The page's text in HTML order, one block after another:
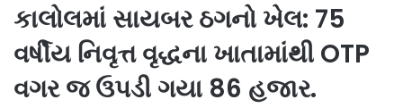
કાલોલમાં સાયબર ઠગનો ખેલ: 75
વર્ષીય નિવૃત્ત વૃદ્ધના ખાતામાંથી OTP
વગર જ ઉપડી ગયા 86 હજાર.